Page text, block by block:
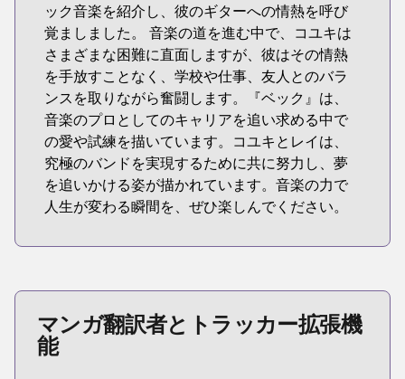
ック音楽を紹介し、彼のギターへの情熱を呼び
覚ましました。 音楽の道を進む中で、コユキは
さまざまな困難に直面しますが、彼はその情熱
を手放すことなく、学校や仕事、友人とのバラ
ンスを取りながら奮闘します。『ベック』は、
音楽のプロとしてのキャリアを追い求める中で
の愛や試練を描いています。コユキとレイは、
究極のバンドを実現するために共に努力し、夢
を追いかける姿が描かれています。音楽の力で
人生が変わる瞬間を、ぜひ楽しんでください。
マンガ翻訳者とトラッカー拡張機
能